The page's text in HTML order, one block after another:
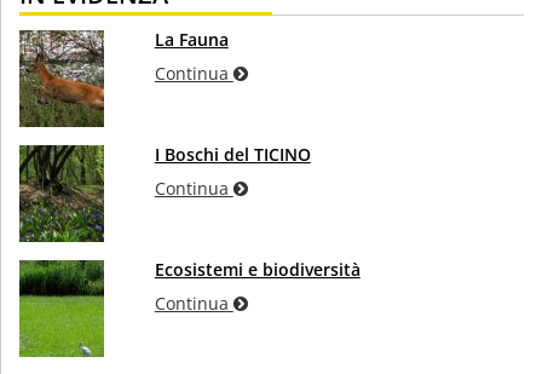
La Fauna
Continua
I Boschi del TICINO
Continua
Ecosistemi e biodiversità
Continua